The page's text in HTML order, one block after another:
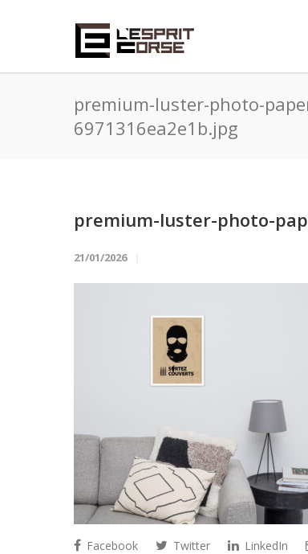
premium-luster-photo-
6971316ea2e1b.jpg
premium-luster-photo-
21/01/2026
Facebook Twitter LinkedIn